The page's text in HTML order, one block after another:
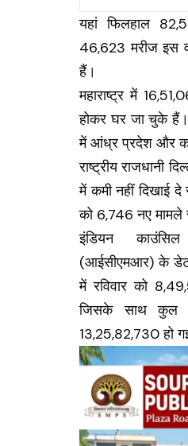
यहां फिलहाल
46,623 मरीज इस
हैं।
महाराष्ट्र में
होकर घर जा चुके हैं।
में आंध्र प्रदेश और
राष्ट्रीय राजधानी
में कमी नहीं दिखाई दे
को 6,746 नए मामले
इंडियन
(आईसीएमआर) के
में रविवार को
जिसके साथ कुल
13,25,82,730 हो